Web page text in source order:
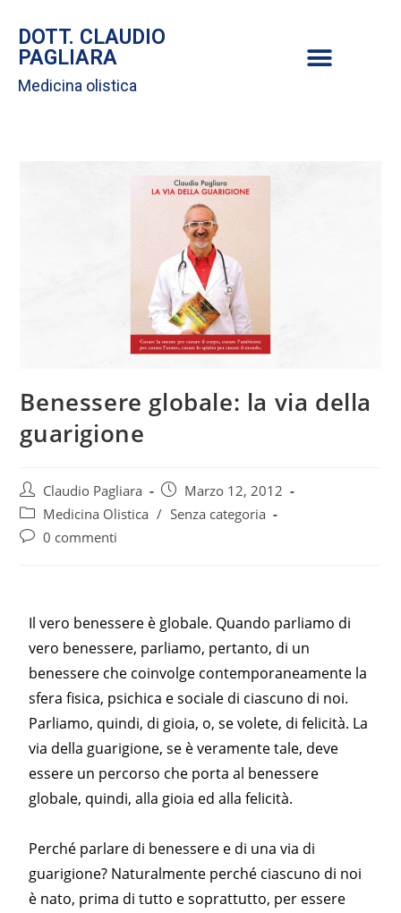
DOTT. CLAUDIO
PAGLIARA
Medicina olistica
Benessere globale: la via della
guarigione
Claudio Pagliara
Marzo 12, 2012
Medicina Olistica / Senza categoria
0 commenti
Il vero benessere è globale. Quando parliamo di
vero benessere, parliamo, pertanto, di un
benessere che coinvolge contemporaneamente la
sfera fisica, psichica e sociale di ciascuno di noi.
Parliamo, quindi, di gioia, o, se volete, di felicità. La
via della guarigione, se è veramente tale, deve
essere un percorso che porta al benessere
globale, quindi, alla gioia ed alla felicità.
Perché parlare di benessere e di una via di
guarigione? Naturalmente perché ciascuno di noi
è nato, prima di tutto e soprattutto, per essere